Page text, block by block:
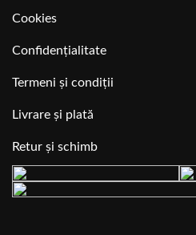
Cookies
Confidențialitate
Termeni și condiții
Livrare și plată
Retur și schimb